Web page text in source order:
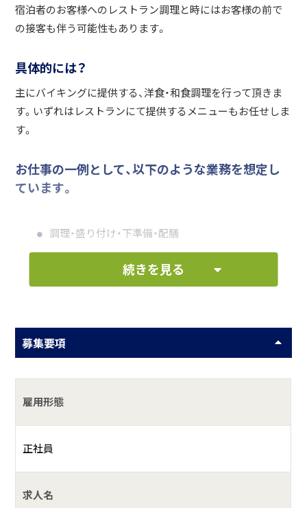
宿泊者のお客様へのレストラン調理と時にはお客様の前で
の接客も伴う可能性もあります。
具体的には？
主にバイキングに提供する、洋食・和食調理を行って頂きま
す。いずれはレストランにて提供するメニューもお任せしま
す。
お仕事の一例として、以下のような業務を想定し
ています。
調理・盛り付け・下準備・配膳
館山市平砂浦海岸（南房総国定公園）におけるリゾートホテ
ルの運営している会社
具体的には？
リゾートホテル内のレストランの調理を担当頂きます。夏は
ファミリー層が中心ですが、多くの年齢層の方が宿泊されま
続きを見る
募集要項
雇用形態
正社員
求人名